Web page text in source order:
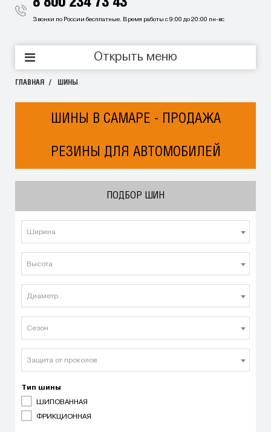
Звонки по России бесплатные. Время работы с 9:00 до 20:00 пн-вс
Открыть меню
ГЛАВНАЯ ШИНЫ
ШИНЫ В САМАРЕ - ПРОДАЖА
РЕЗИНЫ ДЛЯ АВТОМОБИЛЕЙ
ПОДБОР ШИН
Ширина
Высота
Диаметр
Сезон
Защита от проколов
Тип шины
ШИПОВАННАЯ
ФРИКЦИОННАЯ